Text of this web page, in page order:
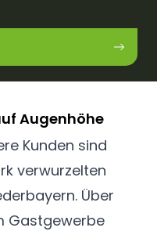
Augenhöhe
Kunden sind
verwurzelten
Über
Gastgewerbe